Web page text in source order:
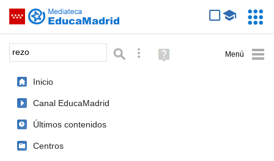
Saltar navegación
Palabra o frase: Búsqueda avanzada
Ayuda
(en
Inicio
Canal EducaMadrid
Últimos contenidos
Centros